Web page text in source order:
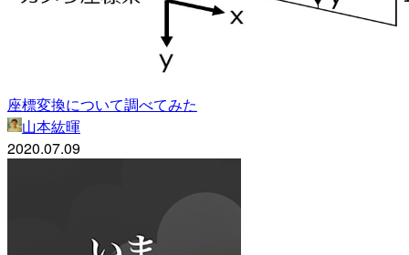
座標変換について調べてみた
山本紘暉
2020.07.09